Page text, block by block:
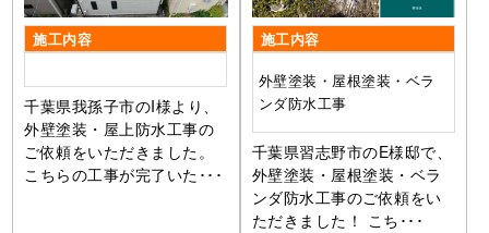
施工内容
千葉県我孫子市のI様より、
外壁塗装・屋上防水工事の
ご依頼をいただきました。
こちらの工事が完了いた･･･
施工内容
外壁塗装・屋根塗装・ベラ
ンダ防水工事
千葉県習志野市のE様邸で、
外壁塗装・屋根塗装・ベラ
ンダ防水工事のご依頼をい
ただきました！ こち･･･